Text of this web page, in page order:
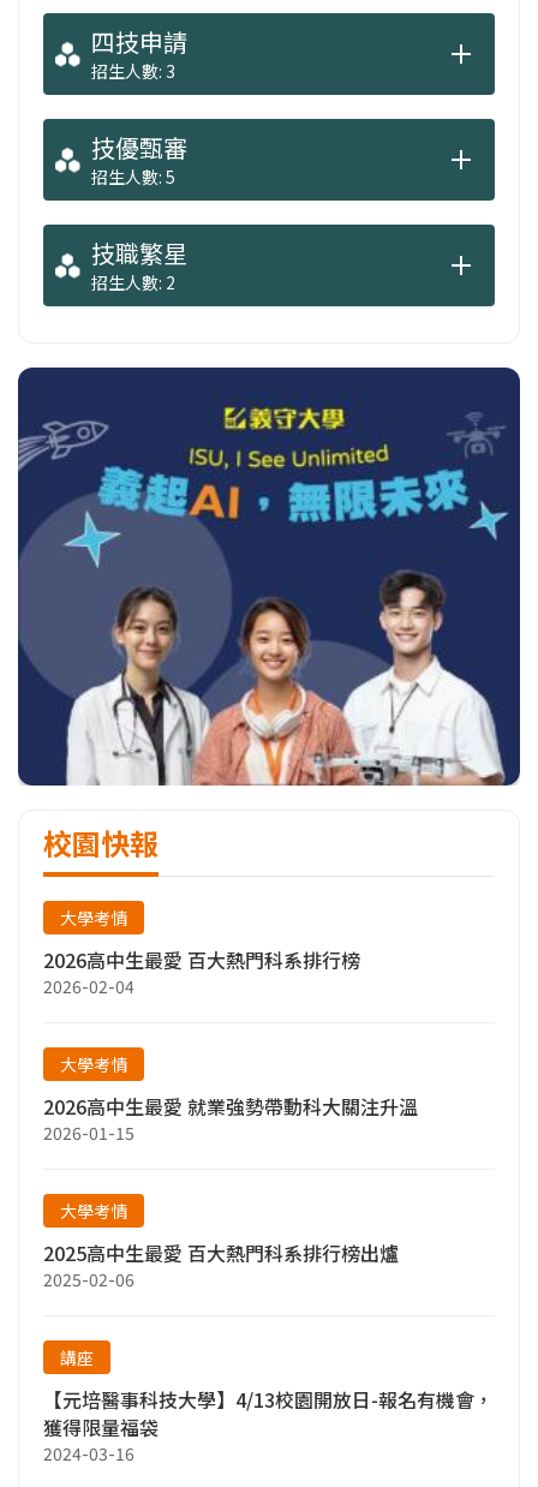
四技申請
招生人數: 3
技優甄審
招生人數: 5
技職繁星
招生人數: 2
校園快報
大學考情
2026高中生最愛 百大熱門科系排行榜
2026-02-04
大學考情
2026高中生最愛 就業強勢帶動科大關注升溫
2026-01-15
大學考情
2025高中生最愛 百大熱門科系排行榜出爐
2025-02-06
講座
【元培醫事科技大學】4/13校園開放日-報名有機會，
獲得限量福袋
2024-03-16